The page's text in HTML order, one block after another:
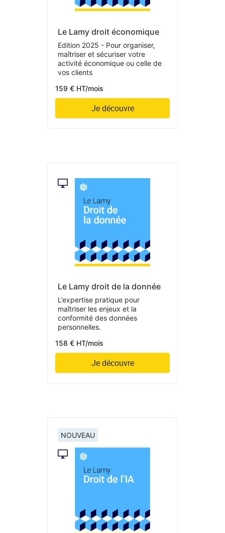
Le Lamy droit économique
Edition 2025 - Pour organiser,
maîtriser et sécuriser votre
activité économique ou celle de
vos clients
159 € HT/mois
Je découvre
Le Lamy droit de la donnée
L’expertise pratique pour
maîtriser les enjeux et la
conformité des données
personnelles.
158 € HT/mois
Je découvre
NOUVEAU